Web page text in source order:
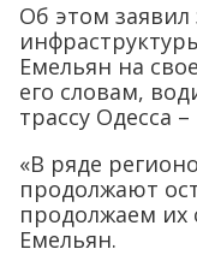
Об этом
Емельян на
его словам,
трассу Одесса
«В ряде
продолжают
продолжаем их
Емельян.